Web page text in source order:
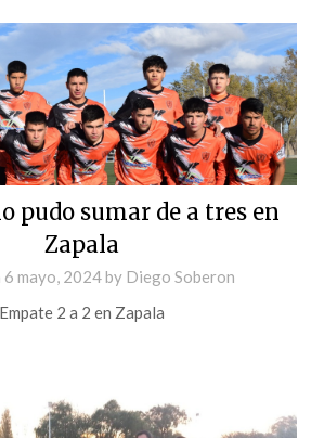
pudo sumar de a tres en
Zapala
6 mayo, 2024by Diego Soberon
Empate 2 a 2 en Zapala